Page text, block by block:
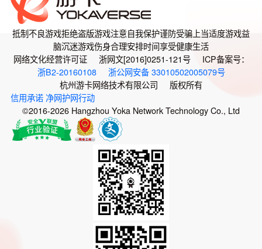
抵制不良游戏拒绝盗版游戏注意自我保护谨防受骗上当适度游戏益
脑沉迷游戏伤身合理安排时间享受健康生活
网络文化经营许可证 浙网文[2016]0251-121号 ICP备案号：
浙B2-20160108
浙公网安备 33010502005079号
杭州游卡网络技术有限公司 版权所有
信用承诺 净网护网行动
©2016-2026 Hangzhou Yoka Network Technology Co., Ltd